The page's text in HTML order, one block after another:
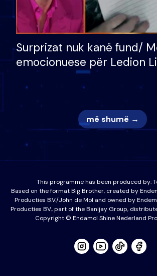
Surprizat nuk kanë fund/
emocionuese për Ledion
nëna dhe fëmijët e tij,
nuk i mban dot lotët: Nuk
më shumë →
This programme has been produced by:
Based on the format Big Brother, created by
Producties B.V./John de Mol and owned by
Producties BV., part of the Banijay Group,
Copyright © Endamol Shine Nederland